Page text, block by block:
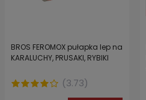
BROS FEROMOX pułapka lep na
KARALUCHY, PRUSAKI, RYBIKI
(3.73)